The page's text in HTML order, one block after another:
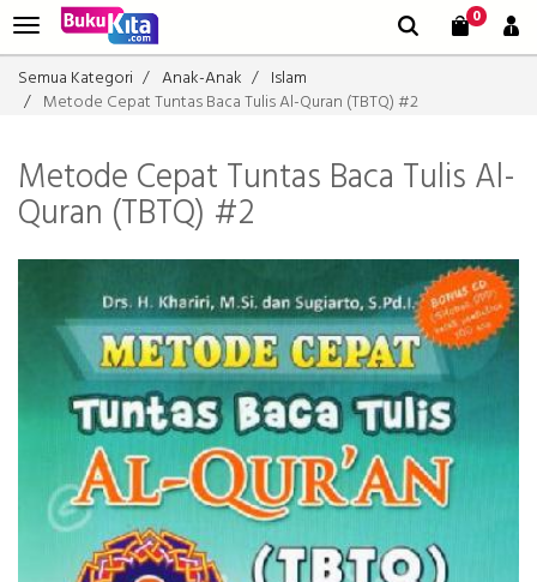
0
Semua Kategori Anak-Anak
Islam
Metode Cepat Tuntas Baca Tulis Al-Quran (TBTQ) #2
Metode Cepat Tuntas Baca Tulis Al-
Quran (TBTQ) #2